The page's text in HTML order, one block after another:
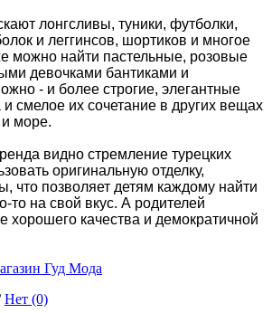
лонгсливы, туники, футболки,
и леггинсов, шортиков и многое
можно найти пастельные, розовые
девочками бантиками и
- и более строгие, элегантные
смелое их сочетание в других вещах
море.
видно стремление турецких
оригинальную отделку,
что позволяет детям каждому найти
то на свой вкус. А родителей
хорошего качества и демократичной
Гуд Мода
Нет (0)